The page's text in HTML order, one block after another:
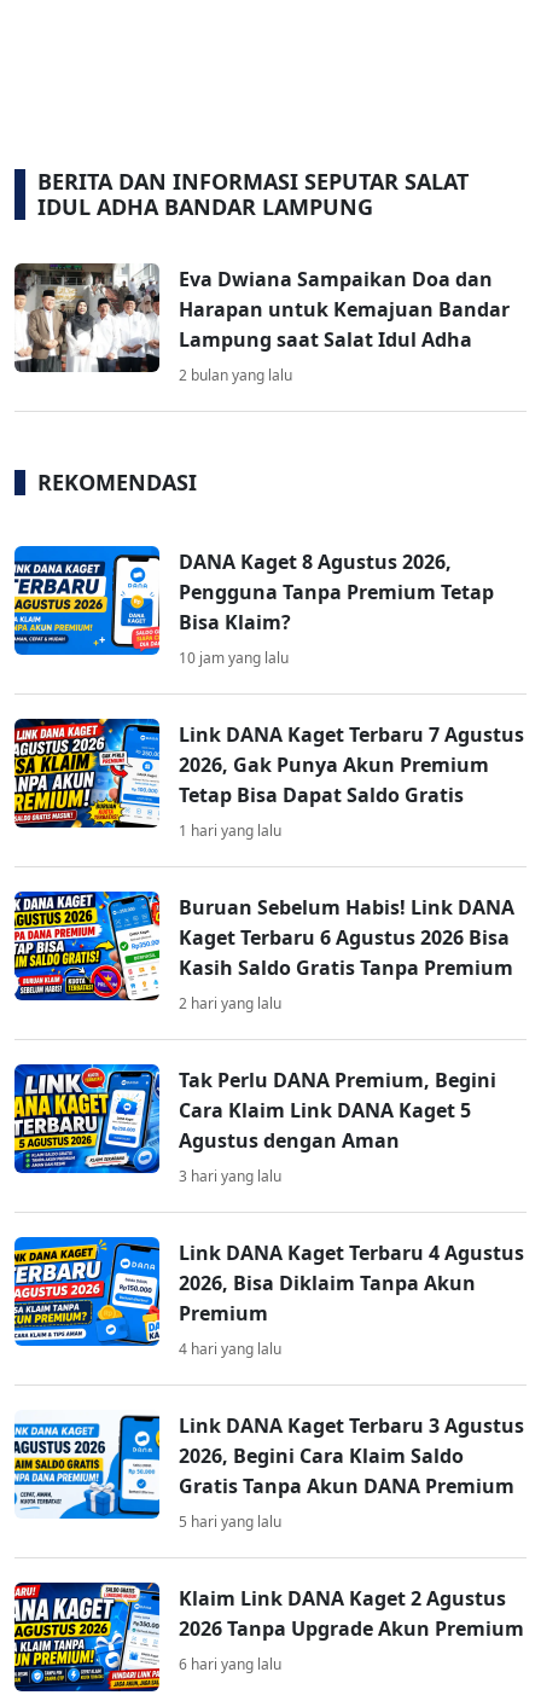
BERITA DAN INFORMASI SEPUTAR SALAT
IDUL ADHA BANDAR LAMPUNG
Eva Dwiana Sampaikan Doa dan
Harapan untuk Kemajuan Bandar
Lampung saat Salat Idul Adha
2 bulan yang lalu
REKOMENDASI
DANA Kaget 8 Agustus 2026,
Pengguna Tanpa Premium Tetap
Bisa Klaim?
10 jam yang lalu
Link DANA Kaget Terbaru 7 Agustus
2026, Gak Punya Akun Premium
Tetap Bisa Dapat Saldo Gratis
1 hari yang lalu
Buruan Sebelum Habis! Link DANA
Kaget Terbaru 6 Agustus 2026 Bisa
Kasih Saldo Gratis Tanpa Premium
2 hari yang lalu
Tak Perlu DANA Premium, Begini
Cara Klaim Link DANA Kaget 5
Agustus dengan Aman
3 hari yang lalu
Link DANA Kaget Terbaru 4 Agustus
2026, Bisa Diklaim Tanpa Akun
Premium
4 hari yang lalu
Link DANA Kaget Terbaru 3 Agustus
2026, Begini Cara Klaim Saldo
Gratis Tanpa Akun DANA Premium
5 hari yang lalu
Klaim Link DANA Kaget 2 Agustus
2026 Tanpa Upgrade Akun Premium
6 hari yang lalu